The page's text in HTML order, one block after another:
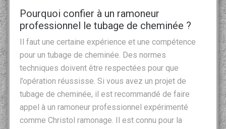
Pourquoi confier à un ramoneur
professionnel le tubage de cheminée ?
Il faut une certaine expérience et une compétence
pour un tubage de cheminée. Des normes
techniques doivent être respectées pour que
l’opération réussisse. Si vous avez un projet de
tubage de cheminée, il est recommandé de faire
appel à un ramoneur professionnel expérimenté
comme Christol ramonage. Il est connu pour la